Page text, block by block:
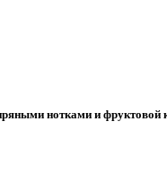
нотками и фруктовой